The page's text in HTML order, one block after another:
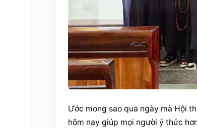
Ước mong sao qua ngày mà Hội
hôm nay giúp mọi người ý thức